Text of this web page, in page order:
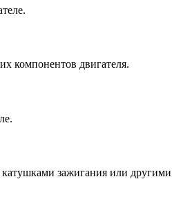
компонентов двигателя.
зажигания или